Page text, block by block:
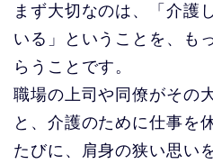
まず大切なのは、「介護
いる」ということを、も
らうことです。
職場の上司や同僚がその
と、介護のために仕事を
たびに、肩身の狭い思い